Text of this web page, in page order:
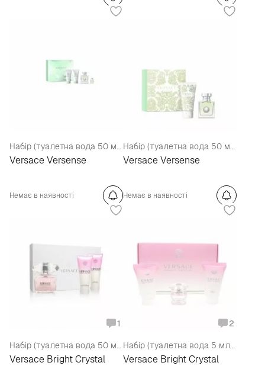
Набір (туалетна вода 50 мл + мініатюра 5 мл + молочко для тіла 50 мл + гель для душу 50 мл)
Versace Versense
Немає в наявності
Набір (туалетна вода 50 мл + лосьйон для тіла 100 мл)
Versace Versense
Немає в наявності
1
Набір (туалетна вода 50 мл + молочко для тіла 50 мл + гель для душу 50 мл)
Versace Bright Crystal
2
Набір (туалетна вода 5 мл + молочко для тіла 25 мл + гель для душу 25 мл)
Versace Bright Crystal